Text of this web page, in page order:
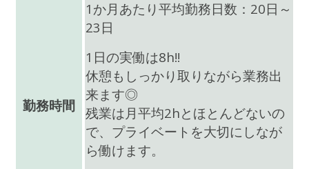
勤務時間
1か月あたり平均勤務日数：20日～
23日
1日の実働は8h!!
休憩もしっかり取りながら業務出
来ます◎
残業は月平均2hとほとんどないの
で、プライベートを大切にしなが
ら働けます。